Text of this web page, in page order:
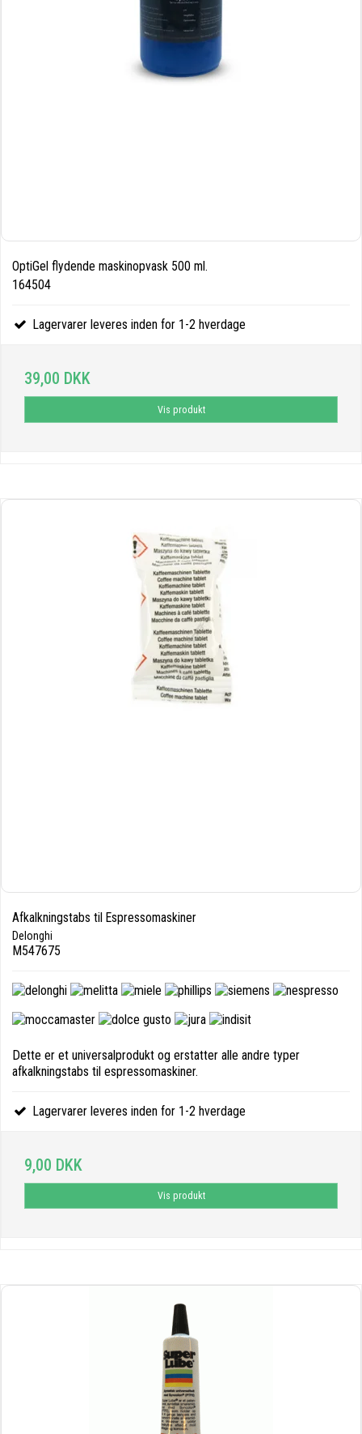
OptiGel flydende maskinopvask 500 ml.
164504
Lagervarer leveres inden for 1-2 hverdage
39,00 DKK
Vis produkt
Afkalkningstabs til Espressomaskiner
Delonghi
M547675
Dette er et universalprodukt og erstatter alle andre typer
afkalkningstabs til espressomaskiner.
Lagervarer leveres inden for 1-2 hverdage
9,00 DKK
Vis produkt